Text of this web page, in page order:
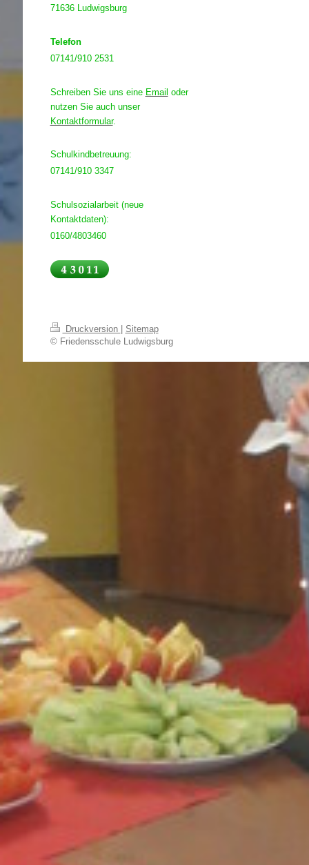
71636 Ludwigsburg
Telefon
07141/910 2531
Schreiben Sie uns eine Email oder
nutzen Sie auch unser
Kontaktformular.
Schulkindbetreuung:
07141/910 3347
Schulsozialarbeit (neue
Kontaktdaten):
0160/4803460
Druckversion | Sitemap
© Friedensschule Ludwigsburg